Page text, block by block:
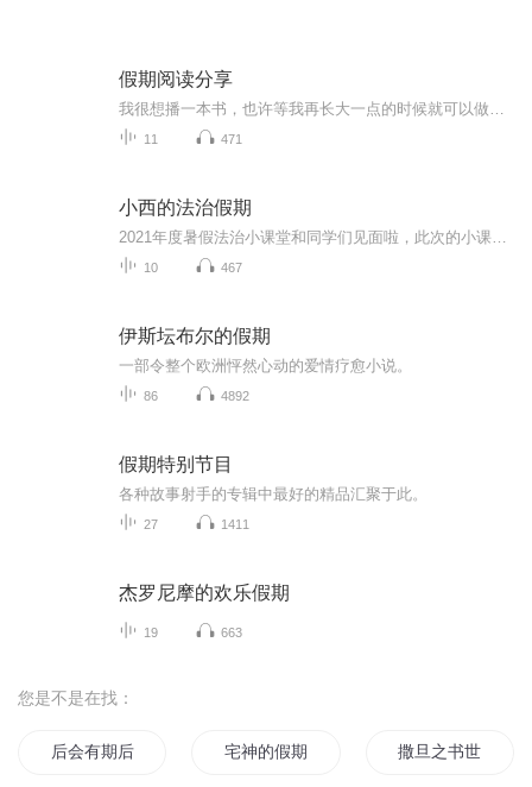
假期阅读分享
11 471
小西的法治假期
10 467
伊斯坛布尔的假期
一部令整个欧洲怦然心动的爱情疗愈小说。
86 4892
假期特别节目
各种故事射手的专辑中最好的精品汇聚于此。
27 1411
杰罗尼摩的欢乐假期
19 663
您是不是在找：
后会有期后会有期 宅神的假期 撒旦之书世界末日